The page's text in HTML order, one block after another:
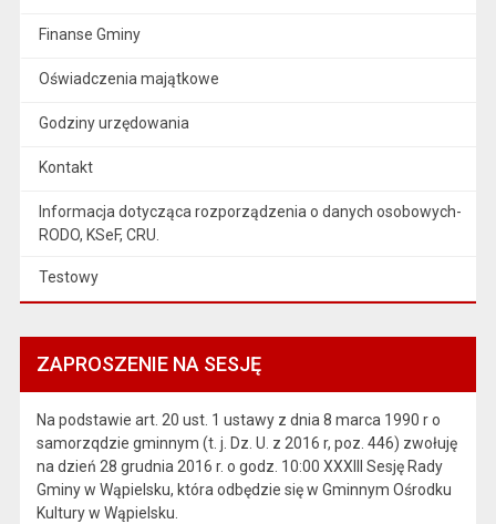
Finanse Gminy
Oświadczenia majątkowe
Godziny urzędowania
Kontakt
Informacja dotycząca rozporządzenia o danych osobowych-
RODO, KSeF, CRU.
Testowy
ZAPROSZENIE NA SESJĘ
Na podstawie art. 20 ust. 1 ustawy z dnia 8 marca 1990 r o
samorzqdzie gminnym (t. j. Dz. U. z 2016 r, poz. 446) zwołuję
na dzień 28 grudnia 2016 r. o godz. 10:00 XXXIII Sesję Rady
Gminy w Wąpielsku, która odbędzie się w Gminnym Ośrodku
Kultury w Wąpielsku.